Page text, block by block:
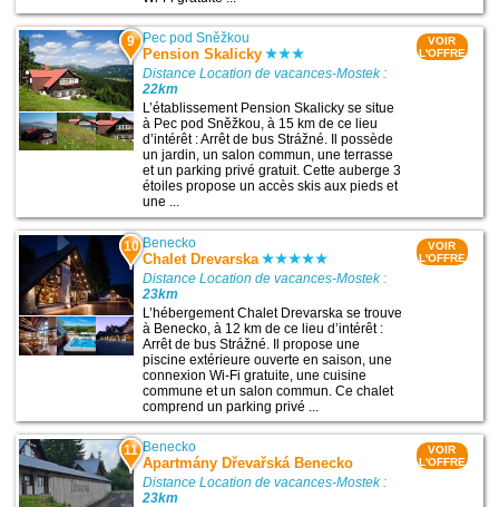
9 Pec pod Sněžkou
Pension Skalicky
Distance Location de vacances-Mostek :
22km
L’établissement Pension Skalicky se situe
à Pec pod Sněžkou, à 15 km de ce lieu
d’intérêt : Arrêt de bus Strážné. Il possède
un jardin, un salon commun, une terrasse
et un parking privé gratuit. Cette auberge 3
étoiles propose un accès skis aux pieds et
une ...
VOIR
L'OFFRE
10 Benecko
Chalet Drevarska
Distance Location de vacances-Mostek :
23km
L’hébergement Chalet Drevarska se trouve
à Benecko, à 12 km de ce lieu d’intérêt :
Arrêt de bus Strážné. Il propose une
piscine extérieure ouverte en saison, une
connexion Wi-Fi gratuite, une cuisine
commune et un salon commun. Ce chalet
comprend un parking privé ...
VOIR
L'OFFRE
11 Benecko
Apartmány Dřevařská Benecko
Distance Location de vacances-Mostek :
23km
VOIR
L'OFFRE